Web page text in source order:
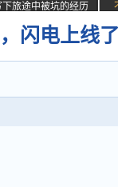
下旅途中被坑的经历
闪电上线